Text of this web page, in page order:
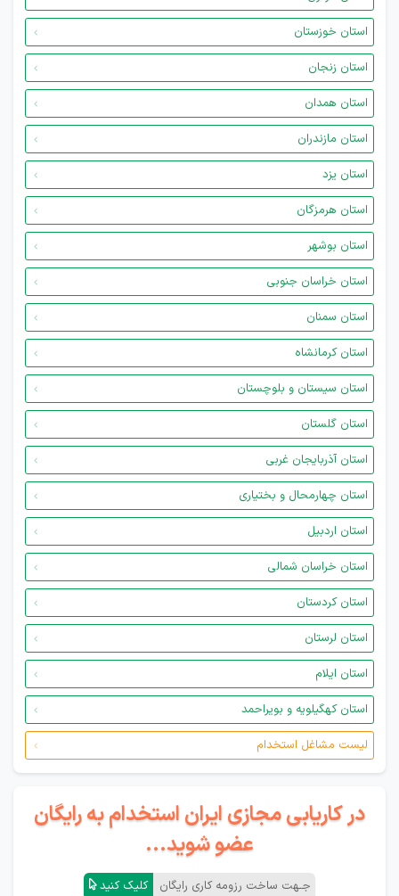
استان خوزستان
استان زنجان
استان همدان
استان مازندران
استان یزد
استان هرمزگان
استان بوشهر
استان خراسان جنوبی
استان سمنان
استان کرمانشاه
استان سیستان و بلوچستان
استان گلستان
استان آذربایجان غربی
استان چهارمحال و بختیاری
استان اردبیل
استان خراسان شمالی
استان کردستان
استان لرستان
استان ایلام
استان کهگیلویه و بویراحمد
لیست مشاغل استخدام
در کاریابی مجازی ایران استخدام به رایگان
عضو شوید...
جـهت ساخت رزومه کاری رایگان کلیک کنید